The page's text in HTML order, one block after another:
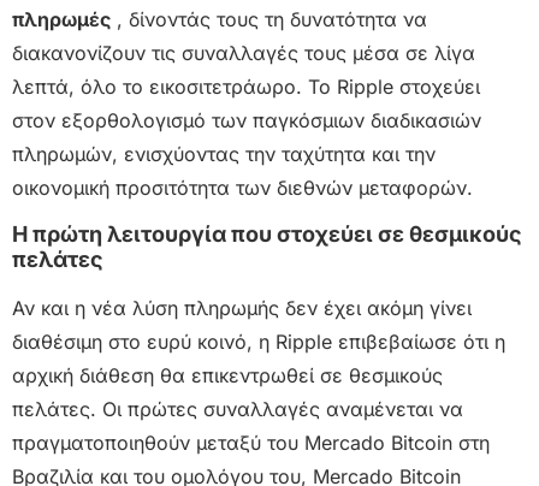
πληρωμές , δίνοντάς τους τη δυνατότητα να
διακανονίζουν τις συναλλαγές τους μέσα σε λίγα
λεπτά, όλο το εικοσιτετράωρο. Το Ripple στοχεύει
στον εξορθολογισμό των παγκόσμιων διαδικασιών
πληρωμών, ενισχύοντας την ταχύτητα και την
οικονομική προσιτότητα των διεθνών μεταφορών.
Η πρώτη λειτουργία που στοχεύει σε θεσμικούς
πελάτες
Αν και η νέα λύση πληρωμής δεν έχει ακόμη γίνει
διαθέσιμη στο ευρύ κοινό, η Ripple επιβεβαίωσε ότι η
αρχική διάθεση θα επικεντρωθεί σε θεσμικούς
πελάτες. Οι πρώτες συναλλαγές αναμένεται να
πραγματοποιηθούν μεταξύ του Mercado Bitcoin στη
Βραζιλία και του ομολόγου του, Mercado Bitcoin